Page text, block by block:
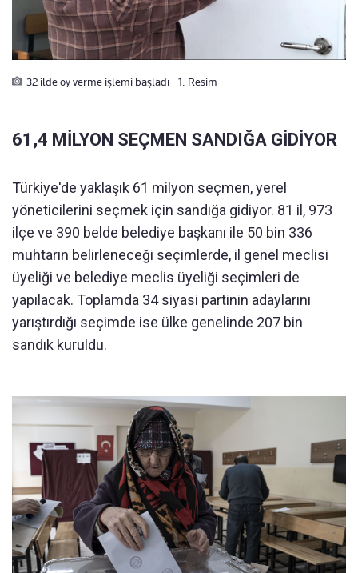
32 ilde oy verme işlemi başladı - 1. Resim
61,4 MİLYON SEÇMEN SANDIĞA GİDİYOR
Türkiye'de yaklaşık 61 milyon seçmen, yerel
yöneticilerini seçmek için sandığa gidiyor. 81 il, 973
ilçe ve 390 belde belediye başkanı ile 50 bin 336
muhtarın belirleneceği seçimlerde, il genel meclisi
üyeliği ve belediye meclis üyeliği seçimleri de
yapılacak. Toplamda 34 siyasi partinin adaylarını
yarıştırdığı seçimde ise ülke genelinde 207 bin
sandık kuruldu.